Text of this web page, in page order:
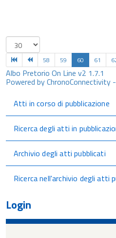
58 59 60 61
Albo Pretorio On Line v2 1.7.1
Powered by ChronoConnectivity
Atti in corso di pubblicazione
Ricerca degli atti in
Archivio degli atti pubblicati
Ricerca nell'archivio degli atti
Login